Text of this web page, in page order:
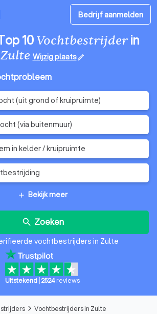
Bedrijf aanmelden
10Vochtbestrijderin
Zulte Wijzig plaatsedit
(uit grond of kruipruimte)
(via buitenmuur)
in kelder / kruipruimte
add Bekijk meer
search Zoeken
vochtbestrijders in Zulte
Uitstekend 2524reviews
arrow_forward_ios Vochtbestrijders in Zulte